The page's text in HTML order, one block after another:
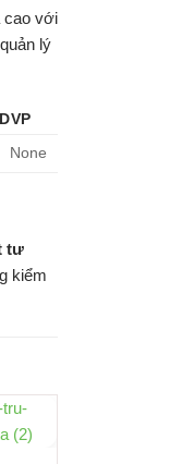
cao với
lý
DVP
None
tư
kiểm